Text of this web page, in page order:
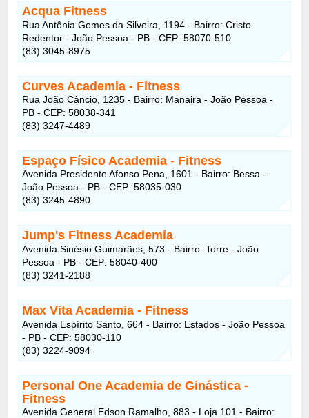
Acqua Fitness
Rua Antônia Gomes da Silveira, 1194 - Bairro: Cristo
Redentor - João Pessoa - PB - CEP: 58070-510
(83) 3045-8975
Curves Academia- Fitness
Rua João Câncio, 1235 - Bairro: Manaira - João Pessoa -
PB - CEP: 58038-341
(83) 3247-4489
Espaço Físico Academia- Fitness
Avenida Presidente Afonso Pena, 1601 - Bairro: Bessa -
João Pessoa - PB - CEP: 58035-030
(83) 3245-4890
Jump's Fitness Academia
Avenida Sinésio Guimarães, 573 - Bairro: Torre - João
Pessoa - PB - CEP: 58040-400
(83) 3241-2188
Max Vita Academia - Fitness
Avenida Espírito Santo, 664 - Bairro: Estados - João Pessoa
- PB - CEP: 58030-110
(83) 3224-9094
Personal One Academia de Ginástica-
Fitness
Avenida General Edson Ramalho, 883 - Loja 101 - Bairro: